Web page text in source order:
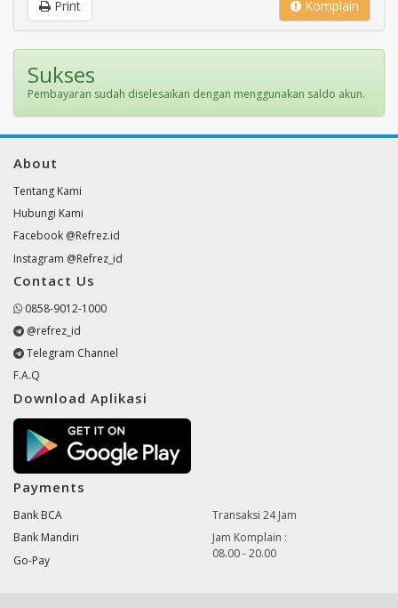
Komplain
Print
Sukses
Pembayaran sudah diselesaikan dengan menggunakan saldo akun.
About
Tentang Kami
Hubungi Kami
Facebook @Refrez.id
Instagram @Refrez_id
Contact Us
0858-9012-1000
@refrez_id
Telegram Channel
F.A.Q
Download Aplikasi
Payments
Bank BCA
Bank Mandiri
Go-Pay
Transaksi 24 Jam
Jam Komplain :
08.00 - 20.00